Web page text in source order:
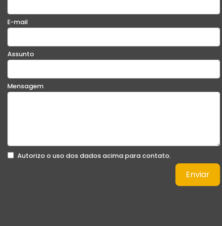
E-mail
Assunto
Mensagem
Autorizo o uso dos dados acima para contato.
Enviar